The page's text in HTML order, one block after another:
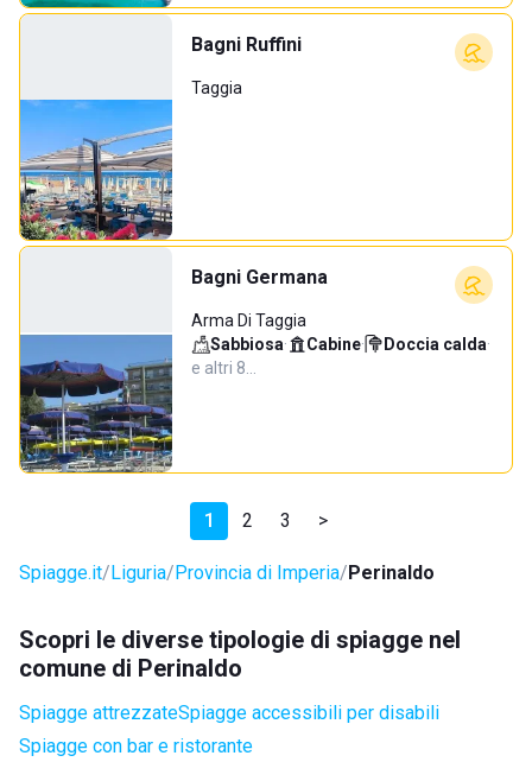
Bagni Ruffini
Taggia
Bagni Germana
Arma Di Taggia
Sabbiosa· Cabine· Doccia calda·
e altri 8…
1 2 3 >
Spiagge.it Liguria Provincia di Imperia Perinaldo
Scopri le diverse tipologie di spiagge nel
comune di Perinaldo
Spiagge attrezzateSpiagge accessibili per disabili
Spiagge con bar e ristorante